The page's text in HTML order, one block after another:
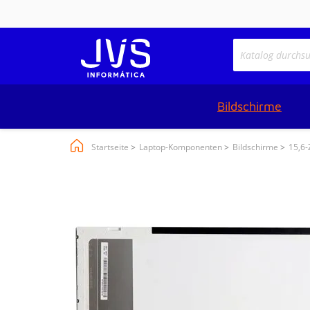
Bildschirme
Startseite Laptop-Komponenten Bildschirme